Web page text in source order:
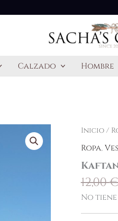
Calzado Hombre
Inicio/
Ropa,
12,00€
No
Kaftan
Lourdes